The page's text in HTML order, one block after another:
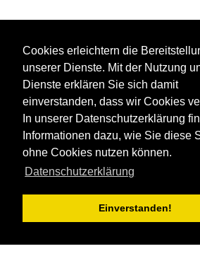
Cookies erleichtern die
unserer Dienste. Mit der Nutzung
Dienste erklären Sie sich damit
einverstanden, dass wir Cookies
In unserer Datenschutzerklärung
Informationen dazu, wie Sie diese
ohne Cookies nutzen können.
Datenschutzerklärung
Einverstanden!